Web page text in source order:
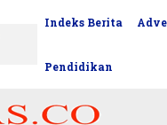
Indeks Berita
Pendidikan